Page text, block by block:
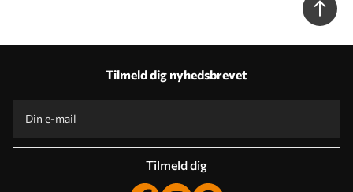
Tilmeld dig nyhedsbrevet
Tilmeld dig